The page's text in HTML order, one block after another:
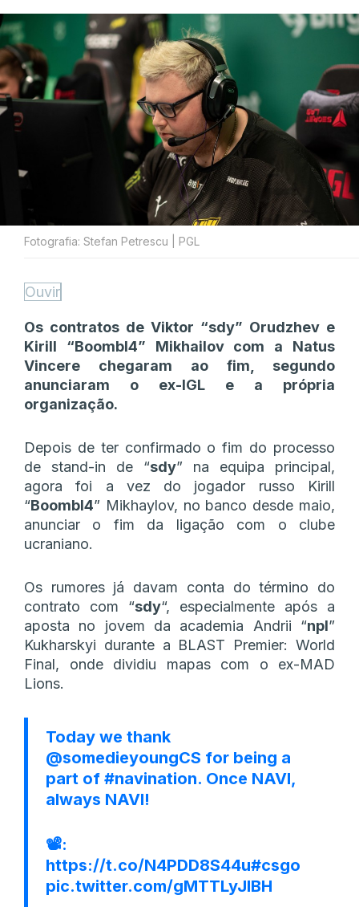
Fotografia: Stefan Petrescu | PGL
Ouvir
Os contratos de Viktor “sdy” Orudzhev e
Kirill “Boombl4” Mikhailov com a Natus
Vincere chegaram ao fim, segundo
anunciaram o ex-IGL e a própria
organização.
Depois de ter confirmado o fim do processo
de stand-in de “sdy” na equipa principal,
agora foi a vez do jogador russo Kirill
“Boombl4” Mikhaylov, no banco desde maio,
anunciar o fim da ligação com o clube
ucraniano.
Os rumores já davam conta do término do
contrato com “sdy“, especialmente após a
aposta no jovem da academia Andrii “npl”
Kukharskyi durante a BLAST Premier: World
Final, onde dividiu mapas com o ex-MAD
Lions.
Today we thank
@somedieyoungCS for being a
part of #navination. Once NAVI,
always NAVI!
📽:
https://t.co/N4PDD8S44u#csgo
pic.twitter.com/gMTTLyJlBH